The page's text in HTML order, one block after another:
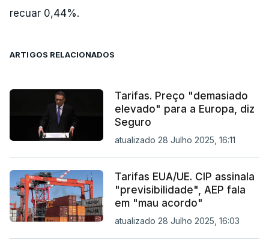
recuar 0,44%.
ARTIGOS RELACIONADOS
Tarifas. Preço "demasiado
elevado" para a Europa, diz
Seguro
atualizado 28 Julho 2025, 16:11
Tarifas EUA/UE. CIP assinala
"previsibilidade", AEP fala
em "mau acordo"
atualizado 28 Julho 2025, 16:03